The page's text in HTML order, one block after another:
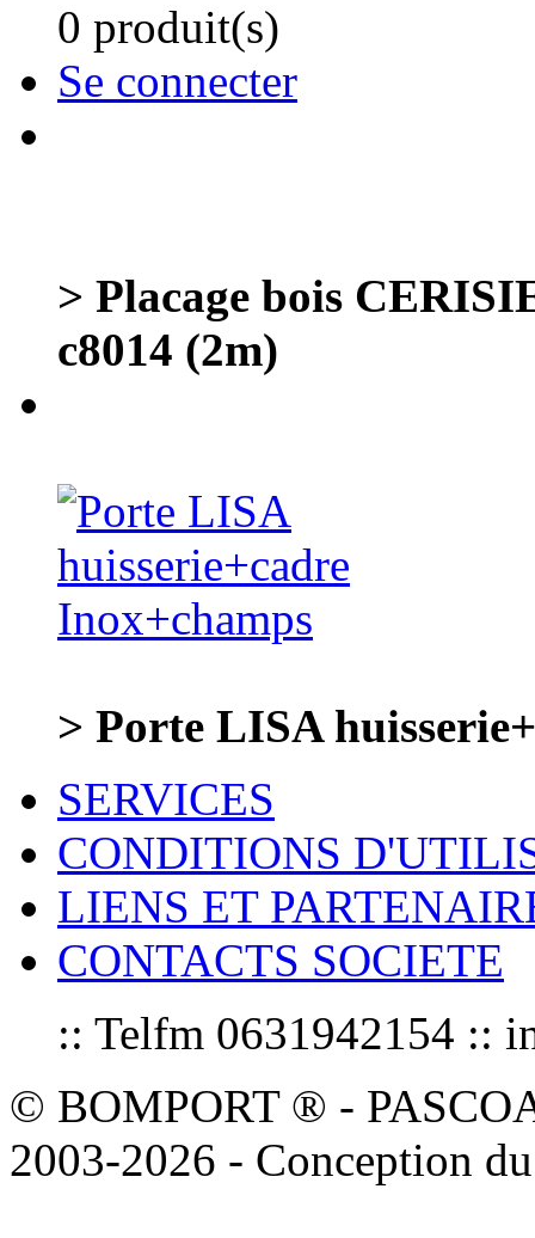
0 produit(s)
Se connecter
> Placage bois
c8014 (2m)
> Porte LISA
SERVICES
CONDITIONS
LIENS ET
CONTACTS SOCIETE
:: Telfm 0631942154 ::
© BOMPORT ® -
2003-2026 - Conception